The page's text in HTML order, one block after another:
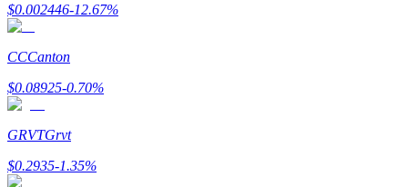
Jalonnement
Des rendements élevés et un accès instantané
$0.002446-12.67%
CCCanton
$0.08925-0.70%
GRVTGrvt
$0.2935-1.35%